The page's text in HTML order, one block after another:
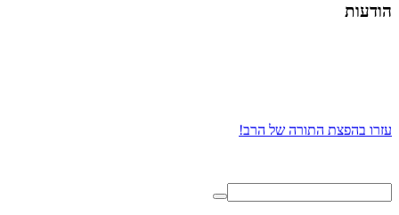
הודעות
עזרו בהפצת התורה של הרב!